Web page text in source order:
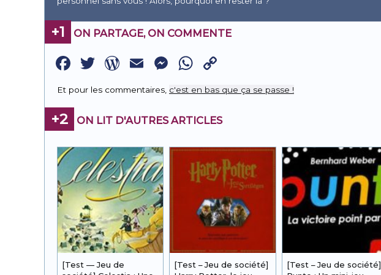
+1 ON PARTAGE, ON COMMENTE
Facebook
Twitter
WordPress
EmailMessenger
WhatsApp
Link
Et pour les commentaires, c'est en bas que ça se passe !
+2 ON LIT D'AUTRES ARTICLES
[Test — Jeu de
[Test – Jeu de société]
[Test – Jeu de société]